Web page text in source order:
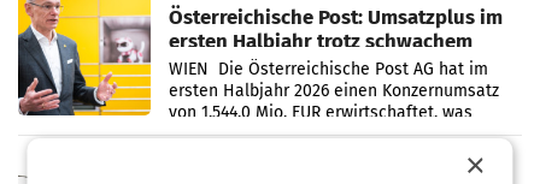
Österreichische Post: Umsatzplus im
ersten Halbjahr trotz schwachem
Briefgeschäft
WIEN Die Österreichische Post AG hat im
ersten Halbjahr 2026 einen Konzernumsatz
von 1.544,0 Mio. EUR erwirtschaftet, was
einem Plus von 3,8 Prozent gegenüber dem
×